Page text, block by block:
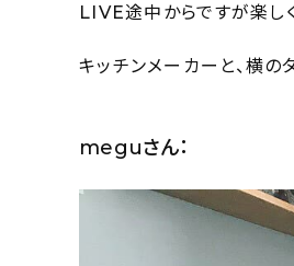
LIVE途中からですが楽し
キッチンメーカーと、横の
meguさん：